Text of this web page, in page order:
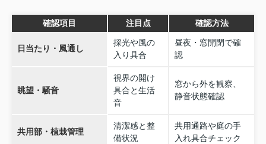
確認項目 注目点 確認方法
日当たり・風通し
採光や風の
入り具合
昼夜・窓開閉で確
認
眺望・騒音
視界の開け
具合と生活
音
窓から外を観察、
静音状態確認
共用部・植栽管理
清潔感と整
備状況
共用通路や庭の手
入れ具合チェック